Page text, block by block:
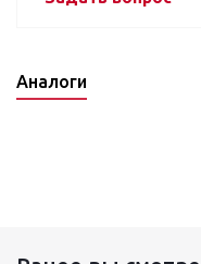
Аналоги